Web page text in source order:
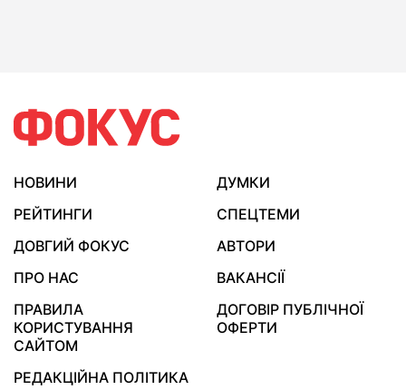
НОВИНИ
ДУМКИ
РЕЙТИНГИ
СПЕЦТЕМИ
ДОВГИЙ ФОКУС
АВТОРИ
ПРО НАС
ВАКАНСІЇ
ПРАВИЛА
КОРИСТУВАННЯ
САЙТОМ
ДОГОВІР ПУБЛІЧНОЇ
ОФЕРТИ
РЕДАКЦІЙНА ПОЛІТИКА